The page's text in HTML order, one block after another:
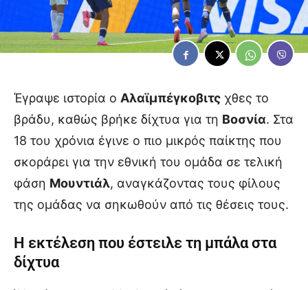
Έγραψε ιστορία ο Αλαϊμπέγκοβιτς χθες το
βράδυ, καθώς βρήκε δίχτυα για τη Βοσνία. Στα
18 του χρόνια έγινε ο πιο μικρός παίκτης που
σκοράρει για την εθνική του ομάδα σε τελική
φάση Μουντιάλ, αναγκάζοντας τους φίλους
της ομάδας να σηκωθούν από τις θέσεις τους.
Η εκτέλεση που έστειλε τη μπάλα στα
δίχτυα